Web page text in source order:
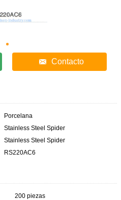
Contacto
Porcelana
Stainless Steel Spider
Stainless Steel Spider
RS220AC6
200 piezas